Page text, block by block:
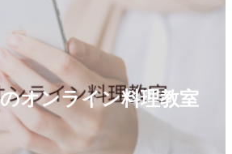
オンライン料理教室